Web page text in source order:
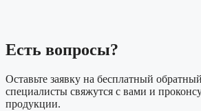
Есть вопросы?
Оставьте заявку на бесплатный
специалисты свяжутся с вами и
продукции.